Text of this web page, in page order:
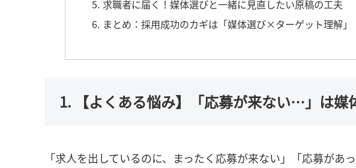
5. 求職者に届く！媒体選びと一緒に見直したい原稿の工夫
6. まとめ：採用成功のカギは「媒体選び×ターゲット理解」
1. 【よくある悩み】「応募が来ない…」は媒
「求人を出しているのに、まったく応募が来ない」「応募があ